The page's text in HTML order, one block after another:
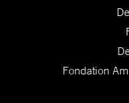
Fondation